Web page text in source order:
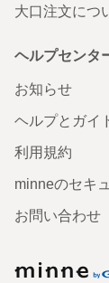
大口注文につ
ヘルプセンタ
お知らせ
ヘルプとガイ
利用規約
minneのセキ
お問い合わせ